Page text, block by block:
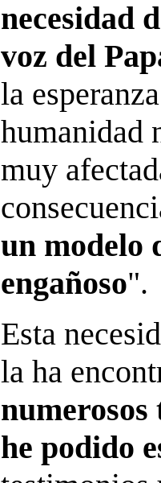
necesidad
voz del
la
humanidad
muy
un modelo
engañoso".
Esta
la ha
numerosos
he podido